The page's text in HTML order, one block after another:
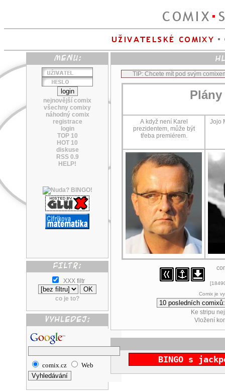
nejnovější comix
všechny comixy
náhodný comix
registrace
login
TOP 10
HOT 10
diskuse
RSS 0.9
HELP!
XXX filtr
co je to?
comix.cz Web
TIP: Chcete mít pod svým
A když není Karel
prezidentem, může být
třeba premiérem.
Jojo
Comix je
Ke stripu
Vložení
BINGO s